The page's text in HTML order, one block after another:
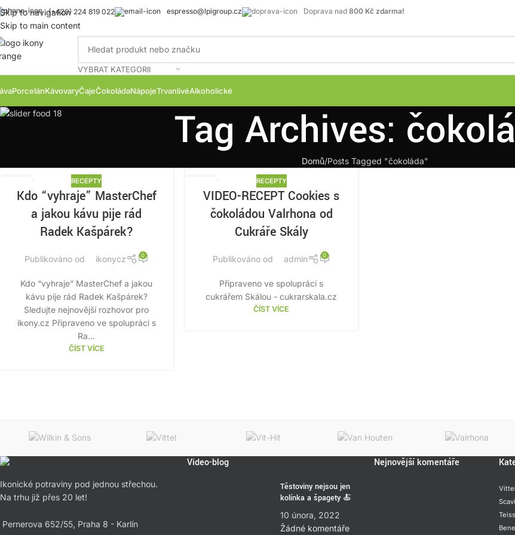
Skip to navigation
Skip to main content
(+420) 224 819 022 espresso@lpigroup.cz Doprava nad 800 Kč zdarma!
VYBRAT KATEGORII
PorcelánKávovaryČajeČokoládaNápojeTrvanlivéAlkoholické
Tag Archives:
Domů Posts Tagged "čokoláda"
21
DUB
RECEPTY
Kdo “vyhraje” MasterChef
a jakou kávu pije rád
Radek Kašpárek?
Publikováno od ikonycz 0
Kdo “vyhraje” MasterChef a jakou
kávu pije rád Radek Kašpárek?
Sledujte nejnovější rozhovor pro
ikony.cz Připraveno ve spolupráci s
Ra...
ČÍST VÍCE
21
PRO
RECEPTY
VIDEO-RECEPT Cookies s
čokoládou Valrhona od
Cukráře Skály
Publikováno od admin 0
Připraveno ve spolupráci s
cukrářem Skálou - cukrarskala.cz
ČÍST VÍCE
Ikonické potraviny pod jednou střechou.
Na trhu již přes 20 let!
Pernerova 652/55, Praha 8 - Karlín
Video-blog
Těstoviny nejsou jen
kolínka a špagety 🍝
10 února, 2022
Žádné komentáře
Nejnovější komentáře